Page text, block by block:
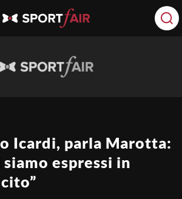
Icardi, parla Marotta:
espressi in